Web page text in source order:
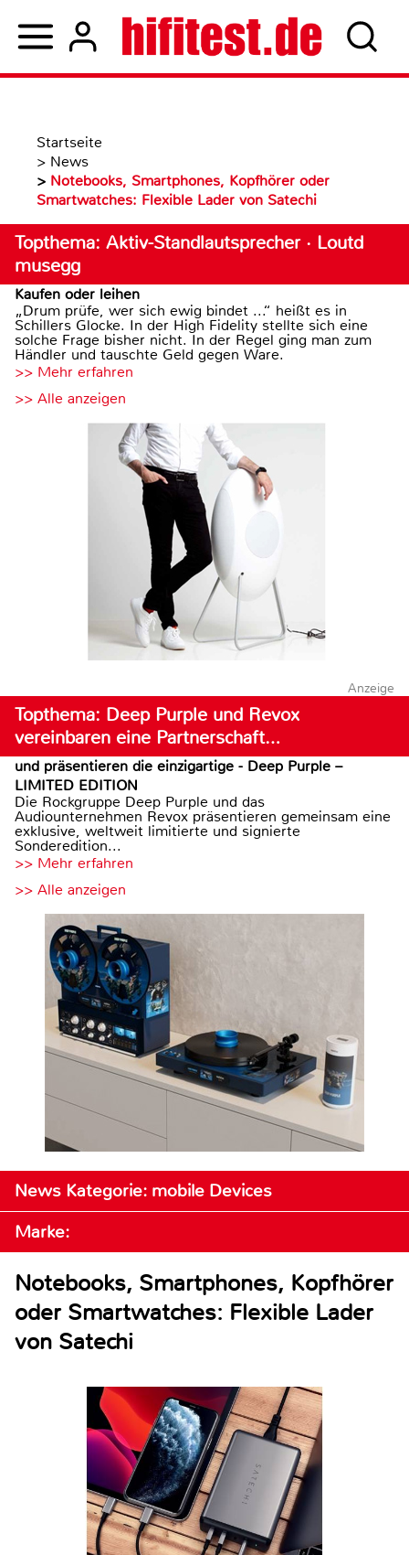
Startseite
> News
> Notebooks, Smartphones, Kopfhörer oder
Smartwatches: Flexible Lader von Satechi
Topthema: Aktiv-Standlautsprecher · Loutd
musegg
Kaufen oder leihen
„Drum prüfe, wer sich ewig bindet ...“ heißt es in
Schillers Glocke. In der High Fidelity stellte sich eine
solche Frage bisher nicht. In der Regel ging man zum
Händler und tauschte Geld gegen Ware.
>> Mehr erfahren
>> Alle anzeigen
Anzeige
Topthema: Deep Purple und Revox
vereinbaren eine Partnerschaft…
und präsentieren die einzigartige - Deep Purple –
LIMITED EDITION
Die Rockgruppe Deep Purple und das
Audiounternehmen Revox präsentieren gemeinsam eine
exklusive, weltweit limitierte und signierte
Sonderedition...
>> Mehr erfahren
>> Alle anzeigen
News Kategorie: mobile Devices
Marke:
Notebooks, Smartphones, Kopfhörer
oder Smartwatches: Flexible Lader
von Satechi